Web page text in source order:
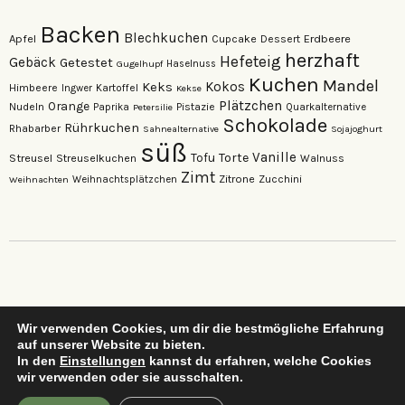
Apfel Backen Blechkuchen Cupcake Dessert Erdbeere
Gebäck Getestet Gugelhupf Haselnuss Hefeteig herzhaft
Himbeere Ingwer Kartoffel Keks Kekse Kokos Kuchen Mandel
Nudeln Orange Paprika Petersilie Pistazie Plätzchen Quarkalternative
Rhabarber Rührkuchen Sahnealternative Schokolade Sojajoghurt
Streusel Streuselkuchen süß Tofu Torte Vanille Walnuss
Weihnachten Weihnachtsplätzchen Zimt Zitrone Zucchini
…dein neuer Lieblings-Foodblog…
Copyright © 2026 Vegan zu Tisch
Wir verwenden Cookies, um dir die bestmögliche Erfahrung
auf unserer Website zu bieten.
In den Einstellungen kannst du erfahren, welche Cookies
wir verwenden oder sie ausschalten.